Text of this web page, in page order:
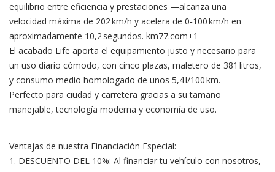
equilibrio entre eficiencia y prestaciones —alcanza una
velocidad máxima de 202 km/h y acelera de 0‑100 km/h en
aproximadamente 10,2 segundos. km77.com+1
El acabado Life aporta el equipamiento justo y necesario para
un uso diario cómodo, con cinco plazas, maletero de 381 litros,
y consumo medio homologado de unos 5,4 l/100 km.
Perfecto para ciudad y carretera gracias a su tamaño
manejable, tecnología moderna y economía de uso.
Ventajas de nuestra Financiación Especial:
1. DESCUENTO DEL 10%: Al financiar tu vehículo con nosotros,